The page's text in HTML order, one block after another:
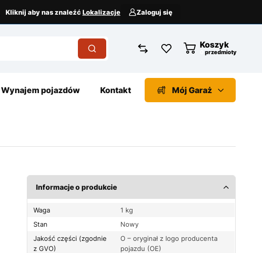
Kliknij aby nas znaleźćLokalizacje Zaloguj się
Koszyk
przedmioty
Wynajem pojazdów Kontakt Mój Garaż
Informacje o produkcie
Waga
1 kg
Stan
Nowy
Jakość części (zgodnie
z GVO)
O – oryginał z logo producenta
pojazdu (OE)